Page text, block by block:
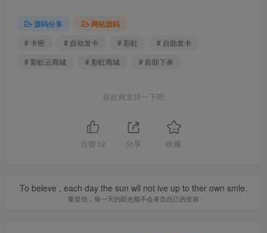
源码分享
网站源码
# 卡密
# 自动发卡 # 彩虹
# 自助发卡
# 彩虹云商城
# 彩虹商城 # 自助下单
喜欢就支持一下吧
点赞 12 分享 收藏
To beleve , each day the sun wll not lve up to ther own smle.
要坚信，每一天的阳光都不会辜负自己的笑容